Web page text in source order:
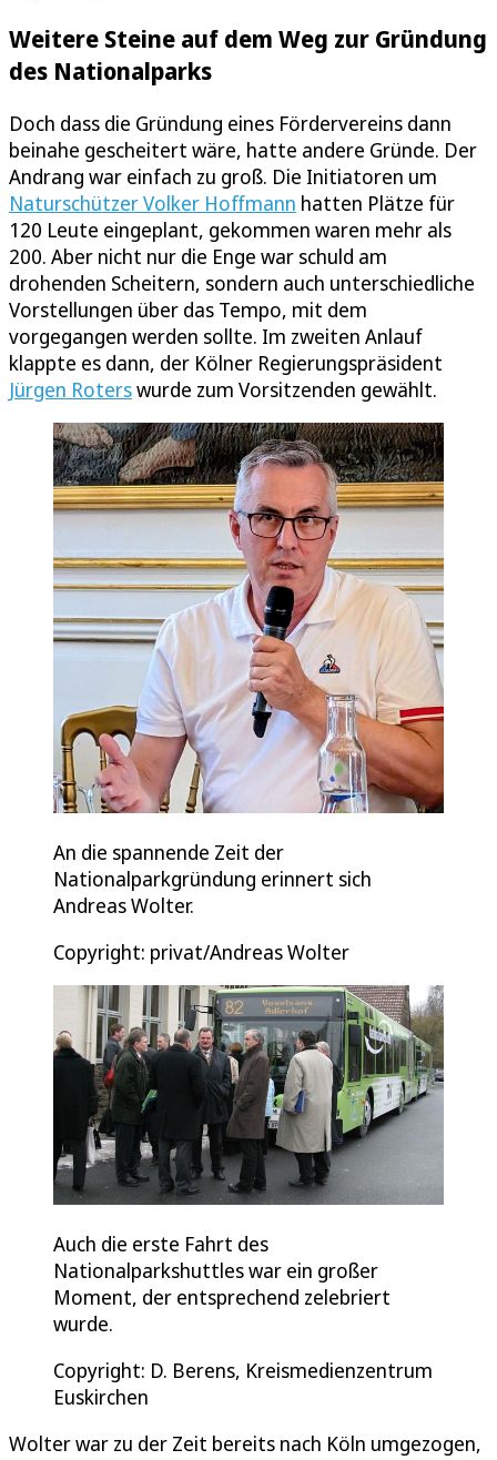
Weitere Steine auf dem Weg zur Gründung
des Nationalparks
Doch dass die Gründung eines Fördervereins dann
beinahe gescheitert wäre, hatte andere Gründe. Der
Andrang war einfach zu groß. Die Initiatoren um
Naturschützer Volker Hoffmann hatten Plätze für
120 Leute eingeplant, gekommen waren mehr als
200. Aber nicht nur die Enge war schuld am
drohenden Scheitern, sondern auch unterschiedliche
Vorstellungen über das Tempo, mit dem
vorgegangen werden sollte. Im zweiten Anlauf
klappte es dann, der Kölner Regierungspräsident
Jürgen Roterswurde zum Vorsitzenden gewählt.
An die spannende Zeit der
Nationalparkgründung erinnert sich
Andreas Wolter.
Copyright: privat/Andreas Wolter
Auch die erste Fahrt des
Nationalparkshuttles war ein großer
Moment, der entsprechend zelebriert
wurde.
Copyright: D. Berens, Kreismedienzentrum
Euskirchen
Wolter war zu der Zeit bereits nach Köln umgezogen,